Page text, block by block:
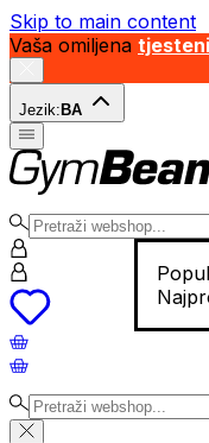
Skip to main content
Vaša omiljena
Jezik: BA